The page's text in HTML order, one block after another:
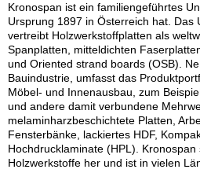
Kronospan ist ein familiengeführtes
Ursprung 1897 in Österreich hat. Das
vertreibt Holzwerkstoffplatten als
Spanplatten, mitteldichten
und Oriented strand boards (OSB).
Bauindustrie, umfasst das
Möbel- und Innenausbau, zum
und andere damit verbundene
melaminharzbeschichtete Platten,
Fensterbänke, lackiertes HDF,
Hochdrucklaminate (HPL).
Holzwerkstoffe her und ist in vielen